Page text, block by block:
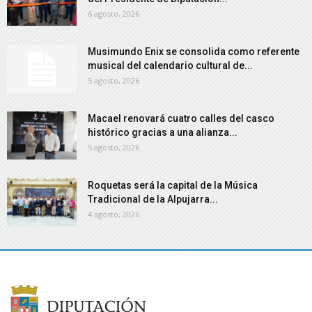
6 agosto, 2026
Musimundo Enix se consolida como referente
musical del calendario cultural de...
5 agosto, 2026
Macael renovará cuatro calles del casco
histórico gracias a una alianza...
5 agosto, 2026
Roquetas será la capital de la Música
Tradicional de la Alpujarra...
4 agosto, 2026